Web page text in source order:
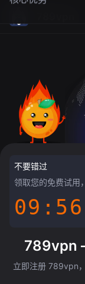
不要错过
领取您的免费试用
09:55
789vpn
立即注册 789vpn